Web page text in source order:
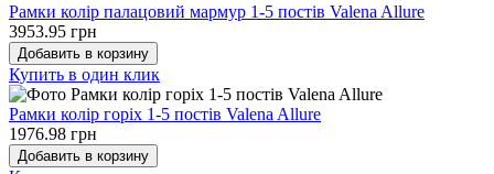
Рамки колір палацовий мармур 1-5 постів Valena Allure
3953.95 грн
Добавить в корзину
Купить в один клик
Рамки колір горіх 1-5 постів Valena Allure
1976.98 грн
Добавить в корзину